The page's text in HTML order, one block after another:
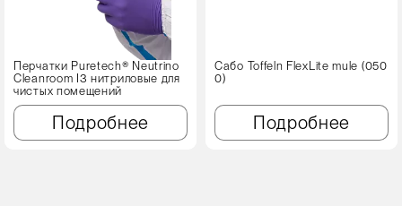
Перчатки Puretech® Neutrino
Cleanroom I3 нитриловые для
чистых помещений
Подробнее
Сабо Toffeln FlexLite mule (050
0)
Подробнее